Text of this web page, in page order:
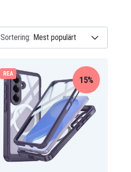
Sortering:
REA
15%